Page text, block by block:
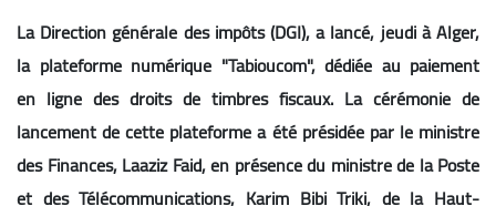
La Direction générale des impôts (DGI), a lancé, jeudi à Alger,
la plateforme numérique "Tabioucom", dédiée au paiement
en ligne des droits de timbres fiscaux. La cérémonie de
lancement de cette plateforme a été présidée par le ministre
des Finances, Laaziz Faid, en présence du ministre de la Poste
et des Télécommunications, Karim Bibi Triki, de la Haut-